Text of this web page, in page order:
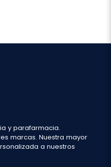
y parafarmacia.
marcas. Nuestra mayor
a nuestros